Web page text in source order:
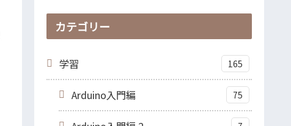
カテゴリー
学習 165
Arduino入門編 75